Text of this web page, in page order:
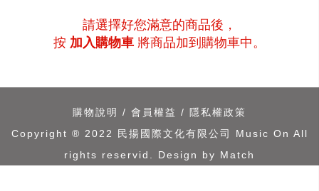
請選擇好您滿意的商品後，
按 加入購物車 將商品加到購物車中。
購物說明 / 會員權益 /
隱私權政策
Copyright ® 2022 民揚國際文化有限公司 Music On All
rights reservid. Design by Match